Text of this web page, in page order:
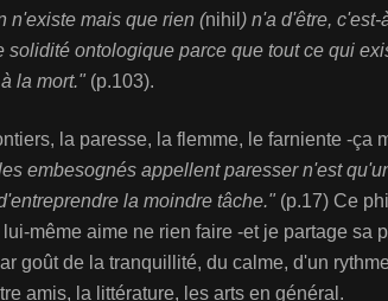
n'existe mais que rien (nihil ) n'a d'être, c'est-
solidité ontologique parce que tout ce qui
la mort." (p.103).
la paresse, la flemme, le farniente -ça
embesognés appellent paresser n'est
la moindre tâche." (p.17) Ce
même aime ne rien faire -et je partage sa
goût de la tranquillité, du calme, d'un
amis, la littérature, les arts en général.